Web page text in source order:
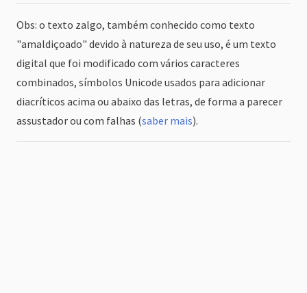
Obs: o texto zalgo, também conhecido como texto
"amaldiçoado" devido à natureza de seu uso, é um texto
digital que foi modificado com vários caracteres
combinados, símbolos Unicode usados ​​para adicionar
diacríticos acima ou abaixo das letras, de forma a parecer
assustador ou com falhas (saber mais).